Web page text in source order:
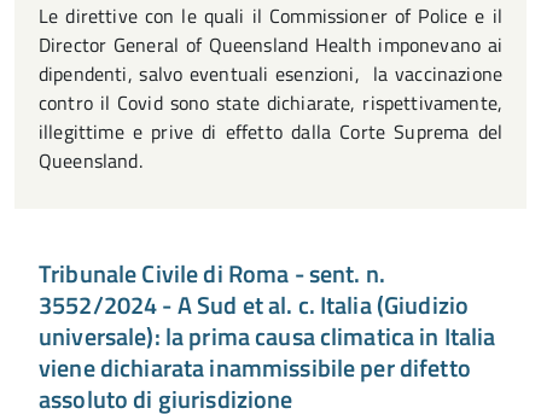
Le direttive con le quali il Commissioner of Police e il
Director General of Queensland Health imponevano ai
dipendenti, salvo eventuali esenzioni, la vaccinazione
contro il Covid sono state dichiarate, rispettivamente,
illegittime e prive di effetto dalla Corte Suprema del
Queensland.
Tribunale Civile di Roma - sent. n.
3552/2024 - A Sud et al. c. Italia (Giudizio
universale): la prima causa climatica in Italia
viene dichiarata inammissibile per difetto
assoluto di giurisdizione